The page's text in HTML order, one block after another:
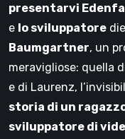
presentarvi
e lo sviluppatore
Baumgartner, un
meravigliose: quella
e di Laurenz,
storia di un
sviluppatore di